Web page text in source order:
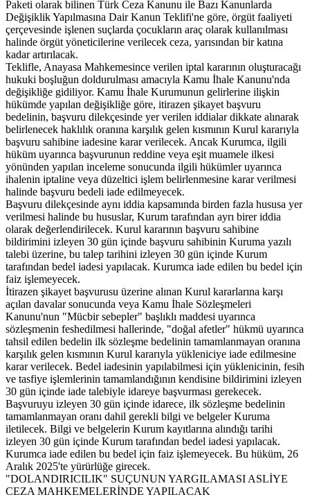
Paketi olarak bilinen Türk Ceza Kanunu ile Bazı Kanunlarda
Değişiklik Yapılmasına Dair Kanun Teklifi'ne göre, örgüt faaliyeti
çerçevesinde işlenen suçlarda çocukların araç olarak kullanılması
halinde örgüt yöneticilerine verilecek ceza, yarısından bir katına
kadar artırılacak.
Teklifle, Anayasa Mahkemesince verilen iptal kararının oluşturacağı
hukuki boşluğun doldurulması amacıyla Kamu İhale Kanunu'nda
değişikliğe gidiliyor. Kamu İhale Kurumunun gelirlerine ilişkin
hükümde yapılan değişikliğe göre, itirazen şikayet başvuru
bedelinin, başvuru dilekçesinde yer verilen iddialar dikkate alınarak
belirlenecek haklılık oranına karşılık gelen kısmının Kurul kararıyla
başvuru sahibine iadesine karar verilecek. Ancak Kurumca, ilgili
hüküm uyarınca başvurunun reddine veya eşit muamele ilkesi
yönünden yapılan inceleme sonucunda ilgili hükümler uyarınca
ihalenin iptaline veya düzeltici işlem belirlenmesine karar verilmesi
halinde başvuru bedeli iade edilmeyecek.
Başvuru dilekçesinde aynı iddia kapsamında birden fazla hususa yer
verilmesi halinde bu hususlar, Kurum tarafından ayrı birer iddia
olarak değerlendirilecek. Kurul kararının başvuru sahibine
bildirimini izleyen 30 gün içinde başvuru sahibinin Kuruma yazılı
talebi üzerine, bu talep tarihini izleyen 30 gün içinde Kurum
tarafından bedel iadesi yapılacak. Kurumca iade edilen bu bedel için
faiz işlemeyecek.
İtirazen şikayet başvurusu üzerine alınan Kurul kararlarına karşı
açılan davalar sonucunda veya Kamu İhale Sözleşmeleri
Kanunu'nun "Mücbir sebepler" başlıklı maddesi uyarınca
sözleşmenin feshedilmesi hallerinde, "doğal afetler" hükmü uyarınca
tahsil edilen bedelin ilk sözleşme bedelinin tamamlanmayan oranına
karşılık gelen kısmının Kurul kararıyla yükleniciye iade edilmesine
karar verilecek. Bedel iadesinin yapılabilmesi için yüklenicinin, fesih
ve tasfiye işlemlerinin tamamlandığının kendisine bildirimini izleyen
30 gün içinde iade talebiyle idareye başvurması gerekecek.
Başvuruyu izleyen 30 gün içinde idarece, ilk sözleşme bedelinin
tamamlanmayan oranı dahil gerekli bilgi ve belgeler Kuruma
iletilecek. Bilgi ve belgelerin Kurum kayıtlarına alındığı tarihi
izleyen 30 gün içinde Kurum tarafından bedel iadesi yapılacak.
Kurumca iade edilen bu bedel için faiz işlemeyecek. Bu hüküm, 26
Aralık 2025'te yürürlüğe girecek.
"DOLANDIRICILIK" SUÇUNUN YARGILAMASI ASLİYE
CEZA MAHKEMELERİNDE YAPILACAK